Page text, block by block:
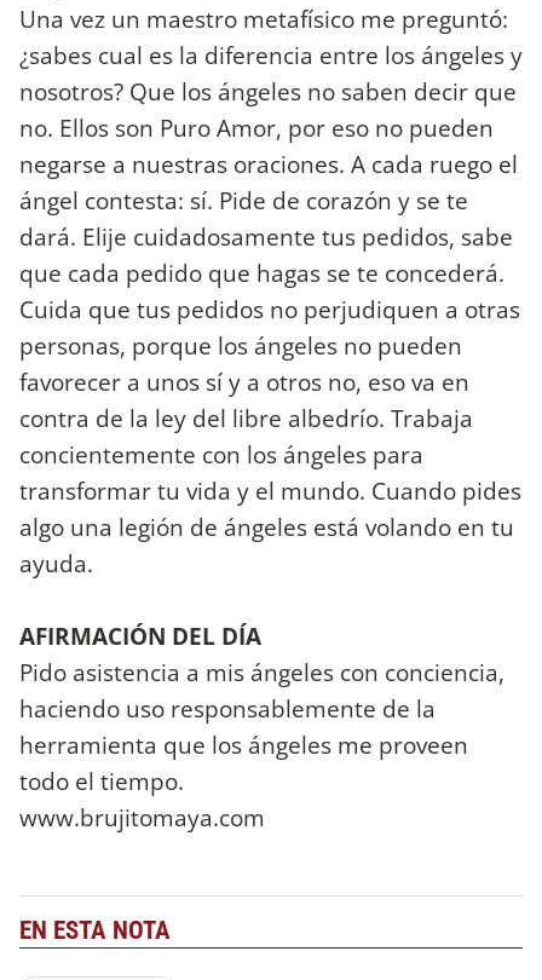
Una vez un maestro metafísico me preguntó:
¿sabes cual es la diferencia entre los ángeles y
nosotros? Que los ángeles no saben decir que
no. Ellos son Puro Amor, por eso no pueden
negarse a nuestras oraciones. A cada ruego el
ángel contesta: sí. Pide de corazón y se te
dará. Elije cuidadosamente tus pedidos, sabe
que cada pedido que hagas se te concederá.
Cuida que tus pedidos no perjudiquen a otras
personas, porque los ángeles no pueden
favorecer a unos sí y a otros no, eso va en
contra de la ley del libre albedrío. Trabaja
concientemente con los ángeles para
transformar tu vida y el mundo. Cuando pides
algo una legión de ángeles está volando en tu
ayuda.
AFIRMACIÓN DEL DÍA
Pido asistencia a mis ángeles con conciencia,
haciendo uso responsablemente de la
herramienta que los ángeles me proveen
todo el tiempo.
www.brujitomaya.com
EN ESTA NOTA